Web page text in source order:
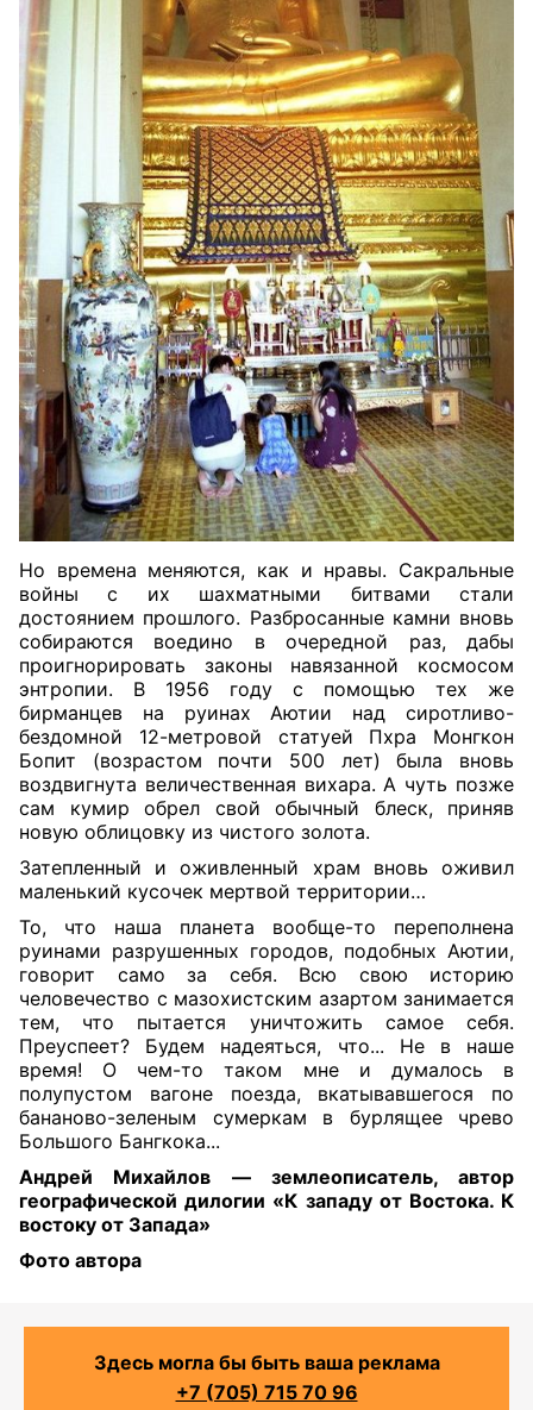
Но времена меняются, как и нравы. Сакральные
войны с их шахматными битвами стали
достоянием прошлого. Разбросанные камни вновь
собираются воедино в очередной раз, дабы
проигнорировать законы навязанной космосом
энтропии. В 1956 году с помощью тех же
бирманцев на руинах Аютии над сиротливо-
бездомной 12-метровой статуей Пхра Монгкон
Бопит (возрастом почти 500 лет) была вновь
воздвигнута величественная вихара. А чуть позже
сам кумир обрел свой обычный блеск, приняв
новую облицовку из чистого золота.
Затепленный и оживленный храм вновь оживил
маленький кусочек мертвой территории…
То, что наша планета вообще-то переполнена
руинами разрушенных городов, подобных Аютии,
говорит само за себя. Всю свою историю
человечество с мазохистским азартом занимается
тем, что пытается уничтожить самое себя.
Преуспеет? Будем надеяться, что... Не в наше
время! О чем-то таком мне и думалось в
полупустом вагоне поезда, вкатывавшегося по
бананово-зеленым сумеркам в бурлящее чрево
Большого Бангкока...
Андрей Михайлов — землеописатель, автор
географической дилогии «К западу от Востока. К
востоку от Запада»
Фото автора
Здесь могла бы быть ваша реклама
+7 (705) 715 70 96